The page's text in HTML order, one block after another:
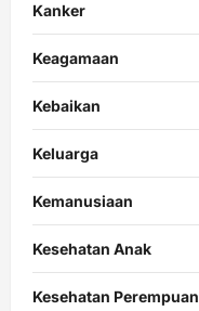
Kanker
Keagamaan
Kebaikan
Keluarga
Kemanusiaan
Kesehatan Anak
Kesehatan Perempuan